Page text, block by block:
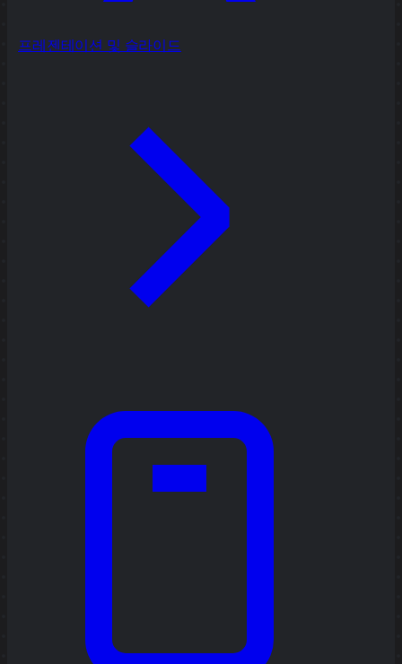
프레젠테이션 및 슬라이드